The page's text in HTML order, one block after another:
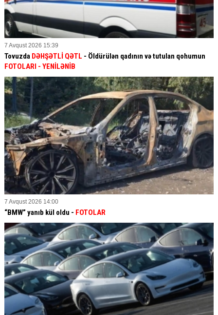
7 Avqust 2026 15:39
Tovuzda DƏHŞƏTLİ QƏTL - Öldürülən qadının və tutulan qohumun
FOTOLARI - YENİLƏNİB
7 Avqust 2026 14:00
“BMW” yanıb kül oldu - FOTOLAR